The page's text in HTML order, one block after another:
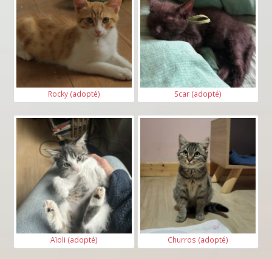
Rocky (adopté) Scar (adopté)
Aïoli (adopté) Churros (adopté)